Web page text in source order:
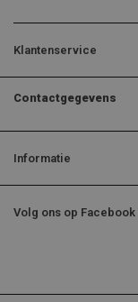
Klantenservice
Contactgegevens
Informatie
Volg ons op Facebook